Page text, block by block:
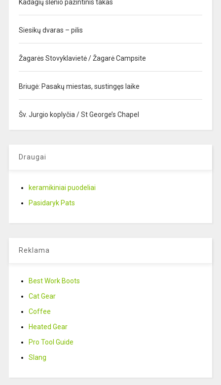
Kadagių slėnio pažintinis takas
Siesikų dvaras – pilis
Žagarės Stovyklavietė / Žagarė Campsite
Briugė: Pasakų miestas, sustingęs laike
Šv. Jurgio koplyčia / St George’s Chapel
Draugai
keramikiniai puodeliai
Pasidaryk Pats
Reklama
Best Work Boots
Cat Gear
Coffee
Heated Gear
Pro Tool Guide
Slang